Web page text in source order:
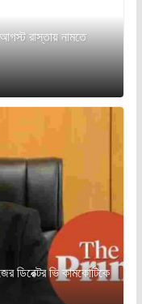
রাস্তায় নামতে
ডিরেক্টর ভি কামকোটিকে